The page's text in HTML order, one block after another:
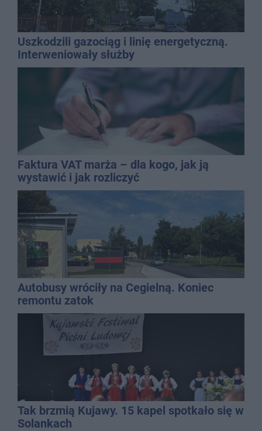
Uszkodzili gazociąg i linię energetyczną.
Interweniowały służby
Faktura VAT marża – dla kogo, jak ją
wystawić i jak rozliczyć
Autobusy wróciły na Cegielną. Koniec
remontu zatok
Tak brzmią Kujawy. 15 kapel spotkało się w
Solankach